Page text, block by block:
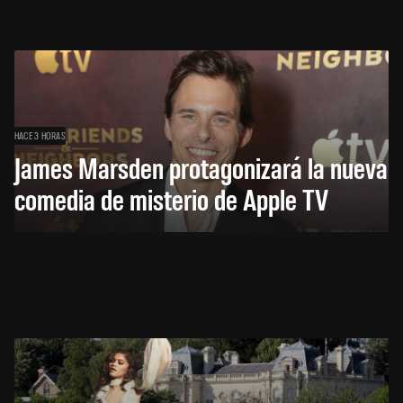
HACE 3 HORAS
James Marsden protagonizará la nueva
comedia de misterio de Apple TV